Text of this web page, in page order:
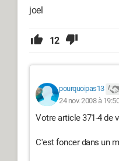
joel
12
pourquoipas13
24 nov. 2008 à 19:50
Votre article 371-4 de
C'est foncer dans un